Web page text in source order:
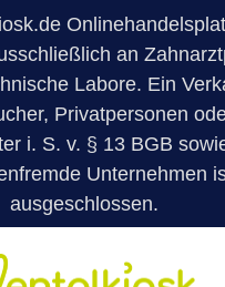
an
Labore. Ein
Privatpersonen
i. S. v. § 13 BGB
Unternehmen
ausgeschlossen.